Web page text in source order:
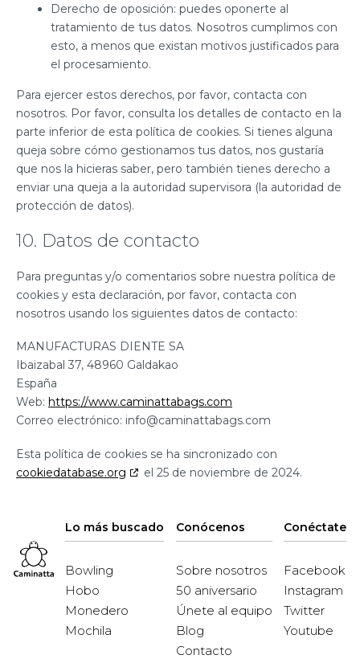
Derecho de oposición: puedes oponerte al
tratamiento de tus datos. Nosotros cumplimos con
esto, a menos que existan motivos justificados para
el procesamiento.
Para ejercer estos derechos, por favor, contacta con
nosotros. Por favor, consulta los detalles de contacto en la
parte inferior de esta política de cookies. Si tienes alguna
queja sobre cómo gestionamos tus datos, nos gustaría
que nos la hicieras saber, pero también tienes derecho a
enviar una queja a la autoridad supervisora (la autoridad de
protección de datos).
10. Datos de contacto
Para preguntas y/o comentarios sobre nuestra política de
cookies y esta declaración, por favor, contacta con
nosotros usando los siguientes datos de contacto:
MANUFACTURAS DIENTE SA
Ibaizabal 37, 48960 Galdakao
España
Web: https://www.caminattabags.com
Correo electrónico: info@caminattabags.com
Esta política de cookies se ha sincronizado con
cookiedatabase.org
el 25 de noviembre de 2024.
Lo más buscado
Bowling
Hobo
Monedero
Mochila
Conócenos
Sobre nosotros
50 aniversario
Únete al equipo
Blog
Contacto
Conéctate
Facebook
Instagram
Twitter
Youtube